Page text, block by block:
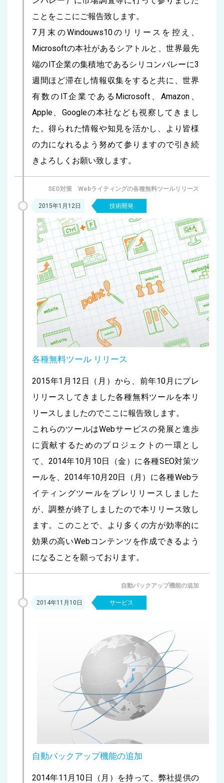
ことをここにご報告致します。
7月末のWindouws10のリリースを控え、
Microsoftの本社があるシアトルと、世界最先
端のIT企業の集積地であるシリコンバレーに3
週間ほど滞在し情報収集をすると共に、世界
有数のIT企業であるMicrosoft、Amazon、
Apple、Googleの本社なども視察してきまし
た。得られた情報や知見を活かし、より皆様
の力になれるよう努めて参りますので引き続
きよろしくお願い致します。
SEO対策 Webライティングの各種無料ツールリリース
2015年1月12日 技術開発
各種無料ツール リリース
2015年1月12日（月）から、前年10月にプレ
リリースしてきました各種無料ツールを本リ
リースしましたのでここに報告致します。
これらのツールはWebサービスの発展と進歩
に貢献するためのプロジェクトの一環とし
て、2014年10月10日（金）に各種SEO対策ツ
ールを、2014年10月20日（月）に各種Webラ
イティングツールをプレリリースしました
が、調整が終了しましたので本リリース致し
ます。このことで、より多くの方が効率的に
効果の高いWebコンテンツを作成できるよう
になることを願っております。
自動バックアップ機能の追加
2014年11月10日 サービス
自動バックアップ機能の追加
2014年11月10日（月）を持って、弊社提供の